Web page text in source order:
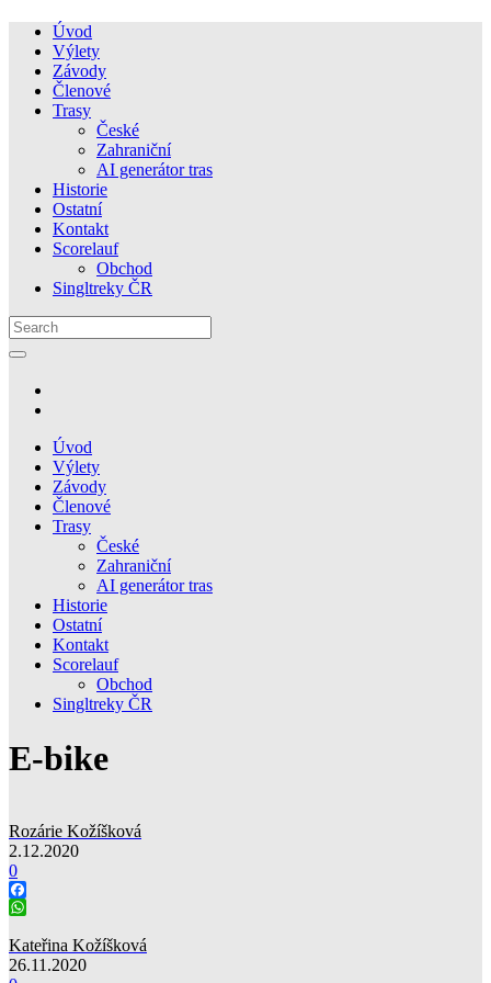
Úvod
Výlety
Závody
Členové
Trasy
České
Zahraniční
AI generátor tras
Historie
Ostatní
Kontakt
Scorelauf
Obchod
Singltreky ČR
Úvod
Výlety
Závody
Členové
Trasy
České
Zahraniční
AI generátor tras
Historie
Ostatní
Kontakt
Scorelauf
Obchod
Singltreky ČR
E-bike
Rozárie Kožíšková
2.12.2020
0
Facebook
Kateřina Kožíšková
26.11.2020